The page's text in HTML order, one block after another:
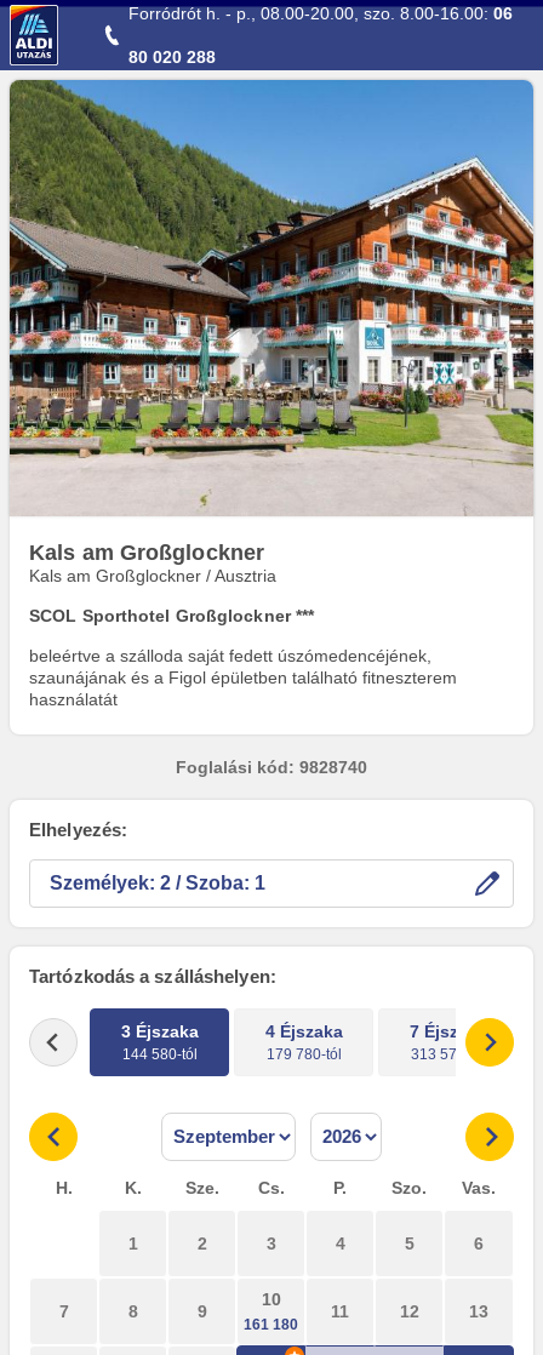
Ugrás a fő tartalomhozForródrót h. - p., 08.00-20.00, szo. 8.00-16.00:06
80 020 288
Kals am Großglockner
Kals am Großglockner / Ausztria
SCOL Sporthotel Großglockner ***
beleértve a szálloda saját fedett úszómedencéjének,
szaunájának és a Figol épületben található fitneszterem
használatát
Foglalási kód: 9828740
Elhelyezés:
Személyek: / Szoba:
Tartózkodás a szálláshelyen:
3 Éjszaka
144 580-tól
4 Éjszaka
179 780-tól
7 Éjszaka
313 576-tól
H. K. Sze. Cs. P. Szo. Vas.
1 2 3 4 5 6
7 8 9
10
11 12 13